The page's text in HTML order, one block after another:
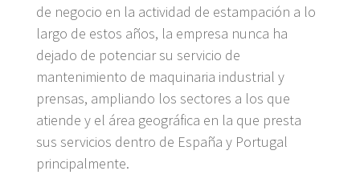
de negocio en la actividad de estampación a lo
largo de estos años, la empresa nunca ha
dejado de potenciar su servicio de
mantenimiento de maquinaria industrial y
prensas, ampliando los sectores a los que
atiende y el área geográfica en la que presta
sus servicios dentro de España y Portugal
principalmente.